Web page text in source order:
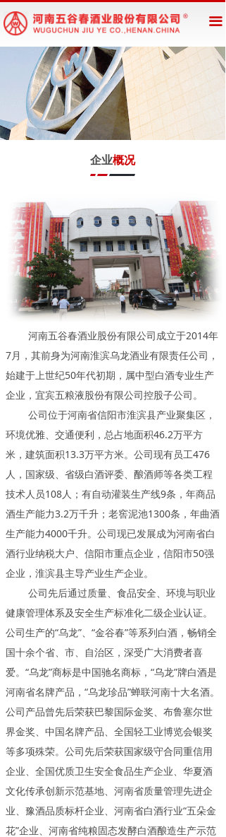
끀
网站首页
企业概况
新闻资讯
公告公示
产品展示
企业概况
河南五谷春酒业股份有限公司成立于2014年
7月，其前身为河南淮滨乌龙酒业有限责任公司，
始建于上世纪50年代初期，属中型白酒专业生产
企业，宜宾五粮液股份有限公司控股子公司。
公司位于河南省信阳市淮滨县产业聚集区，
环境优雅、交通便利，总占地面积46.2万平方
米，建筑面积13.3万平方米。公司现有员工476
人，国家级、省级白酒评委、酿酒师等各类工程
技术人员108人；有自动灌装生产线9条，年商品
酒生产能力3.2万千升；老窖泥池1300条，年曲酒
生产能力4000千升。公司现已发展成为河南省白
酒行业纳税大户、信阳市重点企业，信阳市50强
企业，淮滨县主导产业生产企业。
公司先后通过质量、食品安全、环境与职业
健康管理体系及安全生产标准化二级企业认证。
公司生产的“乌龙”、“金谷春”等系列白酒，畅销全
国十余个省、市、自治区，深受广大消费者喜
爱。“乌龙”商标是中国驰名商标，“乌龙”牌白酒是
河南省名牌产品，“乌龙珍品”蝉联河南十大名酒。
公司产品曾先后荣获巴黎国际金奖、布鲁塞尔世
界金奖、中国名牌产品、全国轻工业博览会银奖
等多项殊荣。公司先后荣获国家级守合同重信用
企业、全国优质卫生安全食品生产企业、华夏酒
文化传承创新示范基地、河南省质量管理先进企
业、豫酒品质标杆企业、河南省白酒行业“五朵金
花”企业、河南省纯粮固态发酵白酒酿造生产示范